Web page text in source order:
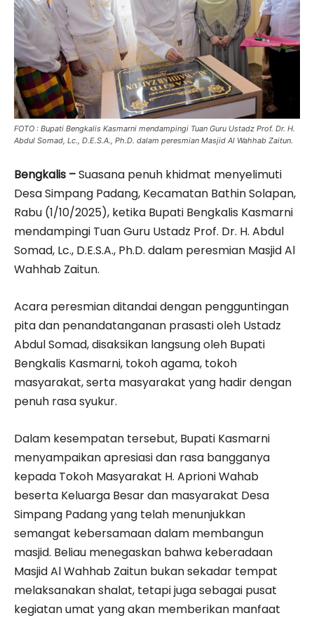
FOTO : Bupati Bengkalis Kasmarni mendampingi Tuan Guru Ustadz Prof. Dr. H.
Abdul Somad, Lc., D.E.S.A., Ph.D. dalam peresmian Masjid Al Wahhab Zaitun.
Bengkalis –Suasana penuh khidmat menyelimuti
Desa Simpang Padang, Kecamatan Bathin Solapan,
Rabu (1/10/2025), ketika Bupati Bengkalis Kasmarni
mendampingi Tuan Guru Ustadz Prof. Dr. H. Abdul
Somad, Lc., D.E.S.A., Ph.D. dalam peresmian Masjid Al
Wahhab Zaitun.
Acara peresmian ditandai dengan pengguntingan
pita dan penandatanganan prasasti oleh Ustadz
Abdul Somad, disaksikan langsung oleh Bupati
Bengkalis Kasmarni, tokoh agama, tokoh
masyarakat, serta masyarakat yang hadir dengan
penuh rasa syukur.
Dalam kesempatan tersebut, Bupati Kasmarni
menyampaikan apresiasi dan rasa bangganya
kepada Tokoh Masyarakat H. Aprioni Wahab
beserta Keluarga Besar dan masyarakat Desa
Simpang Padang yang telah menunjukkan
semangat kebersamaan dalam membangun
masjid. Beliau menegaskan bahwa keberadaan
Masjid Al Wahhab Zaitun bukan sekadar tempat
melaksanakan shalat, tetapi juga sebagai pusat
kegiatan umat yang akan memberikan manfaat